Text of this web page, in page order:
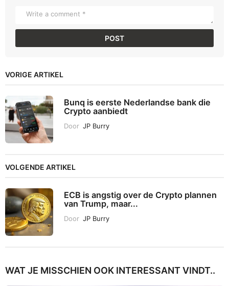
VORIGE ARTIKEL
Bunq is eerste Nederlandse bank die
Crypto aanbiedt
Door JP Burry
VOLGENDE ARTIKEL
ECB is angstig over de Crypto plannen
van Trump, maar...
Door JP Burry
WAT JE MISSCHIEN OOK INTERESSANT VINDT..